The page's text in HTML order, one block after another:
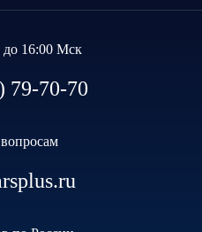
до 16:00 Мск
79-70-70